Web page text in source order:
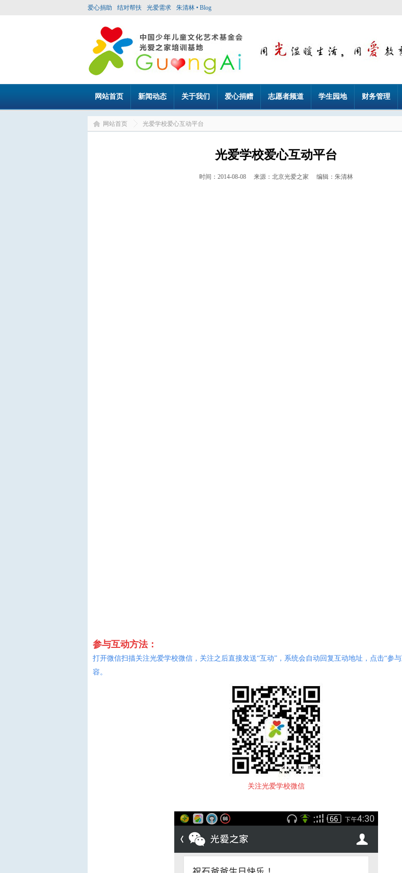
爱心捐助 结对帮扶 光爱需求 朱清林 • Blog
网站首页 新闻动态 关于我们 爱心捐赠 志愿者频道 学生园地 财务管理
网站首页 光爱学校爱心互动平台
光爱学校爱心互动平台
时间：2014-08-08 来源：北京光爱之家 编辑：朱清林
参与互动方法：
打开微信扫描关注光爱学校微信，关注之后直接发送“互动”，系统会自动回复互动地址，点击“参
容。
关注光爱学校微信